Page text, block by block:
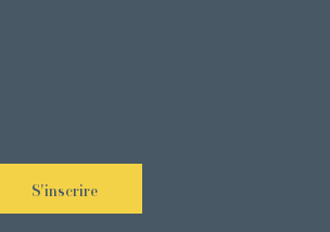
S'inscrire